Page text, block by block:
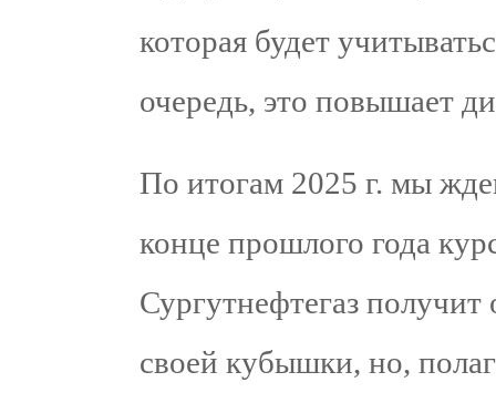
которая будет
очередь, это повышает
По итогам 2025 г. мы
конце прошлого года
Сургутнефтегаз
своей кубышки, но,